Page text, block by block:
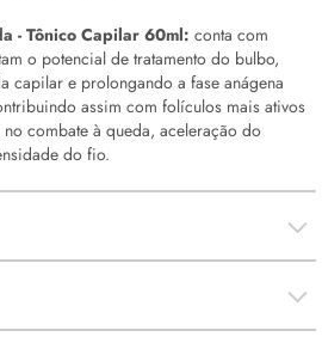
- Tônico Capilar 60ml: conta com
o potencial de tratamento do bulbo,
capilar e prolongando a fase anágena
assim com folículos mais ativos
combate à queda, aceleração do
do fio.